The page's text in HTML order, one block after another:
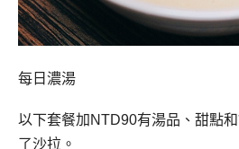
每日濃湯
以下套餐加NTD90有湯品、甜點
了沙拉。